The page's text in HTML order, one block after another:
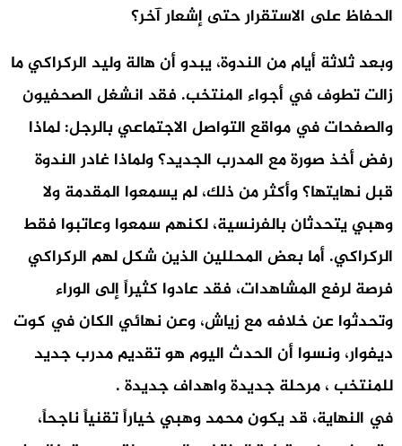
الحفاظ على الاستقرار حتى إشعار آخر؟
وبعد ثلاثة أيام من الندوة، يبدو أن هالة وليد الركراكي ما
زالت تطوف في أجواء المنتخب. فقد انشغل الصحفيون
والصفحات في مواقع التواصل الاجتماعي بالرجل: لماذا
رفض أخذ صورة مع المدرب الجديد؟ ولماذا غادر الندوة
قبل نهايتها؟ وأكثر من ذلك، لم يسمعوا المقدمة ولا
وهبي يتحدثان بالفرنسية، لكنهم سمعوا وعاتبوا فقط
الركراكي. أما بعض المحللين الذين شكل لهم الركراكي
فرصة لرفع المشاهدات، فقد عادوا كثيراً إلى الوراء
وتحدثوا عن خلافه مع زياش، وعن نهائي الكان في كوت
ديفوار، ونسوا أن الحدث اليوم هو تقديم مدرب جديد
للمنتخب ، مرحلة جديدة واهداف جديدة .
في النهاية، قد يكون محمد وهبي خياراً تقنياً ناجحاً،